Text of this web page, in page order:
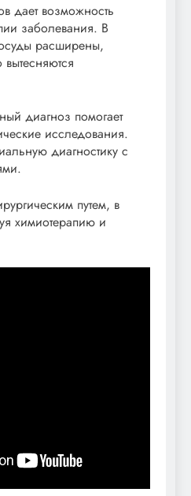
дает возможность
заболевания. В
расширены,
диагноз помогает
исследования.
диагностику с
путем, в
химиотерапию и